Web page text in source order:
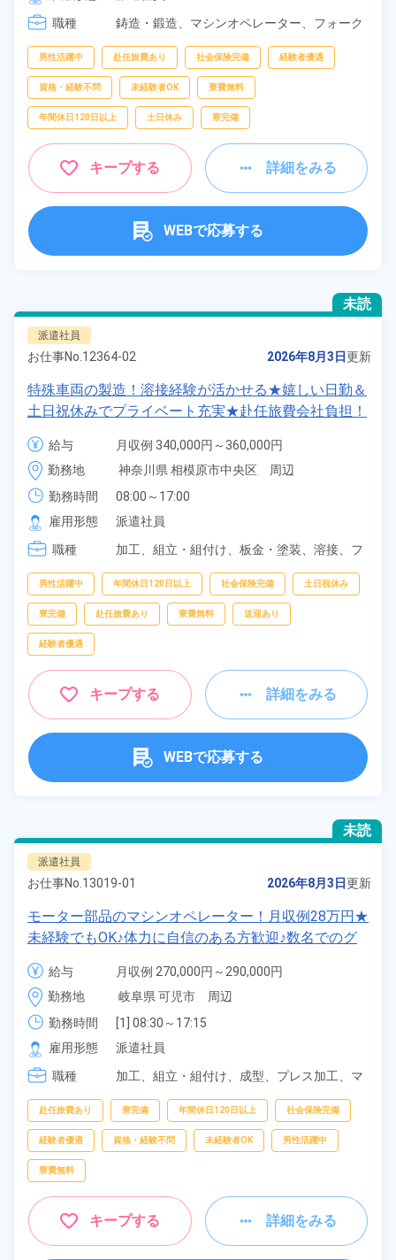
[3] 20:00～04:30
職種
鋳造・鍛造、 マシンオペレーター、 フォーク
男性活躍中 赴任旅費あり 社会保険完備 経験者優遇
資格・経験不問 未経験者OK 寮費無料
年間休日120日以上 土日休み 寮完備
キープする 詳細をみる
WEBで応募する
未読
派遣社員
お仕事No. 12364-02 2026年8月3日更新
特殊車両の製造！溶接経験が活かせる★嬉しい日勤＆
土日祝休みでプライベート充実★赴任旅費会社負担！
無料送迎ありで通勤ラクラク♪《神奈川県相模原市中
央区》
給与
月収例 340,000円～360,000円
時給 1,800円～1,800円
勤務地
神奈川県 相模原市中央区　周辺
勤務時間
08:00～17:00
雇用形態
派遣社員
職種
加工、 組立・組付け、 板金・塗装、 溶接、 フ
男性活躍中 年間休日120日以上 社会保険完備 土日祝休み
寮完備 赴任旅費あり 寮費無料 送迎あり
経験者優遇
キープする 詳細をみる
WEBで応募する
未読
派遣社員
お仕事No. 13019-01 2026年8月3日更新
モーター部品のマシンオペレーター！月収例28万円★
未経験でもOK♪体力に自信のある方歓迎♪数名でのグ
ループ作業！空調完備でカイテキ環境！無料駐車場完
備＆マイカー通勤OK！《岐阜県可児市》
給与
月収例 270,000円～290,000円
時給 1,300円～1,300円
勤務地
岐阜県 可児市　周辺
勤務時間
[1] 08:30～17:15
[2] 20:30～05:15
[3] 08:30～18:30
[4] 20:30～06:30
雇用形態
派遣社員
職種
加工、 組立・組付け、 成型、 プレス加工、 マ
赴任旅費あり 寮完備 年間休日120日以上 社会保険完備
経験者優遇 資格・経験不問 未経験者OK 男性活躍中
寮費無料
キープする 詳細をみる